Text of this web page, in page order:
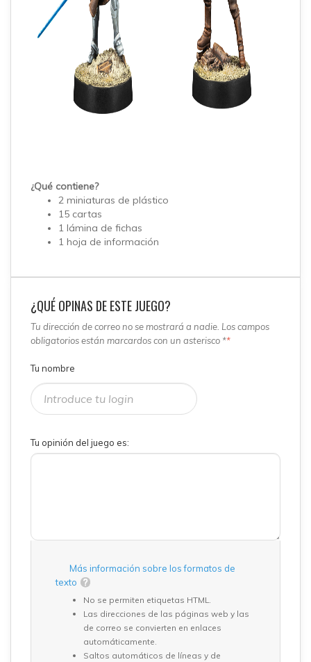
¿Qué contiene?
2 miniaturas de plástico
15 cartas
1 lámina de fichas
1 hoja de información
¿QUÉ OPINAS DE ESTE JUEGO?
Tu dirección de correo no se mostrará a nadie. Los campos
obligatorios están marcardos con un asterisco **
Tu nombre
Tu opinión del juego es:
Más información sobre los formatos de
texto
No se permiten etiquetas HTML.
Las direcciones de las páginas web y las
de correo se convierten en enlaces
automáticamente.
Saltos automáticos de líneas y de